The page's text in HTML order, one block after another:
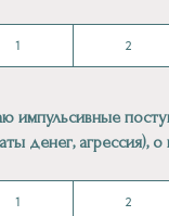
1 2
импульсивные
денег, агрессия),
1 2